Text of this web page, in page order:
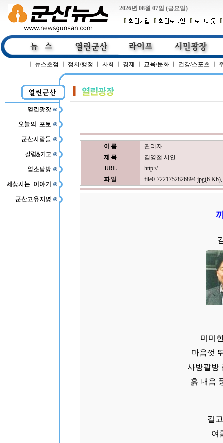
2026년 08월 07일 (금요일)
뉴스초점 정치/행정 사회 경제 교육/문화 건강/스포츠
이 름
관리자
제 목
김영철 시인
URL
http://
파 일
file0-7221752826894.jpg(6 Kb)
미미
마음껏
사방팔방
흙 내음
길
여